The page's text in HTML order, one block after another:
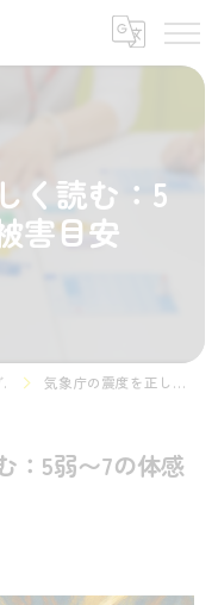
く読む：5
害目安
気象庁の震度を正しく読む：5弱〜7の体感と被害目安
：5弱〜7の体感